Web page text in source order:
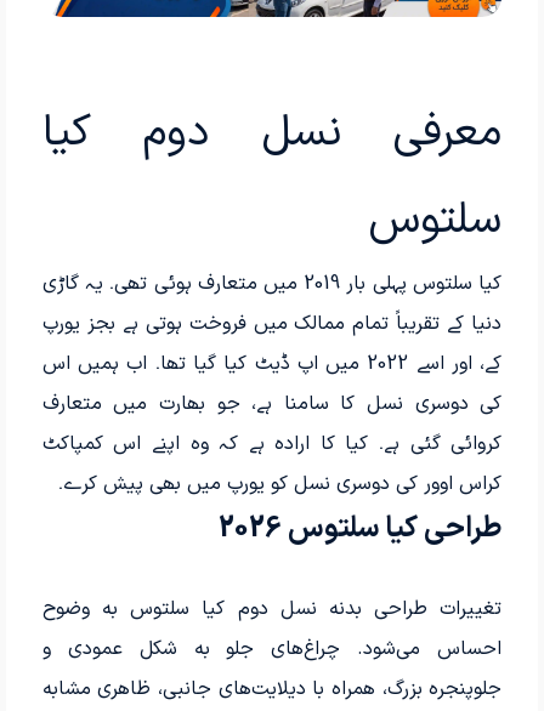
معرفی نسل دوم کیا
سلتوس
کیا سلتوس پہلی بار 2019 میں متعارف ہوئی تھی۔ یہ گاڑی
دنیا کے تقریباً تمام ممالک میں فروخت ہوتی ہے بجز یورپ
کے، اور اسے 2022 میں اپ ڈیٹ کیا گیا تھا۔ اب ہمیں اس
کی دوسری نسل کا سامنا ہے، جو بھارت میں متعارف
کروائی گئی ہے۔ کیا کا ارادہ ہے کہ وہ اپنے اس کمپاکٹ
کراس اوور کی دوسری نسل کو یورپ میں بھی پیش کرے۔
طراحی کیا سلتوس 2026
تغییرات طراحی بدنه نسل دوم کیا سلتوس به وضوح
احساس می‌شود. چراغ‌های جلو به شکل عمودی و
جلوپنجره بزرگ، همراه با دیلایت‌های جانبی، ظاهری مشابه